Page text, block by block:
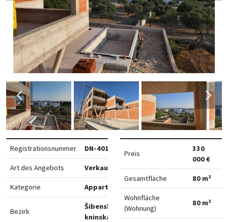
Registrationsnummer DN-40117
Art des Angebots Verkauf
Kategorie Appartements
Bezirk
Šibensko-
kninska
Preis
330
000 €
Gesamtfläche 80 m²
Wohnfläche
(Wohnung)
80 m²